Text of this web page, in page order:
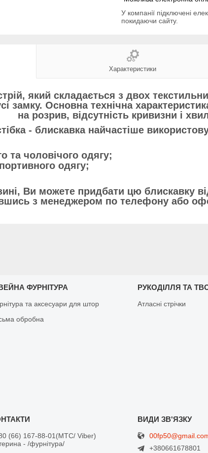
У компанії підключені
покидаючи сайту.
Характеристики
який складається з двох
замку. Основна технічна
на розрив, відсутність кривизни і
- блискавка найчастіше
та чоловічого одягу;
одягу;
Ви можете придбати цю блискавку
з менеджером по телефону або
ФУРНІТУРА
та аксесуари для штор
обробна
РУКОДІЛЛЯ ТА
Атласні стрічки
(66) 167-88-01 МТС/ Viber
- /фурнітура/
+380661678801